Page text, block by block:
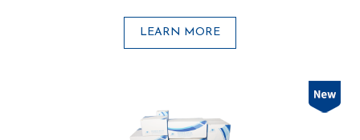
LEARN MORE